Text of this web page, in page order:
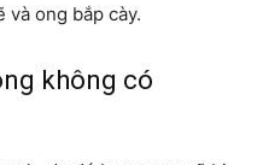
và ong bắp cày.
không có